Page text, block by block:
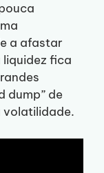
a afastar
liquidez fica
dump” de
volatilidade.